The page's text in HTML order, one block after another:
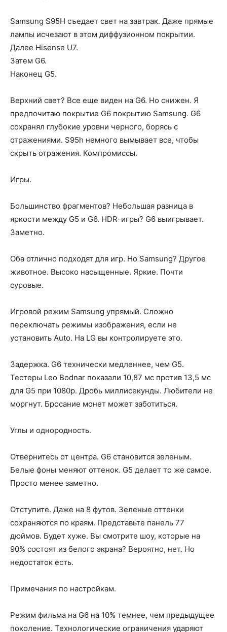
Samsung S95H съедает свет на завтрак. Даже прямые
лампы исчезают в этом диффузионном покрытии.
Далее Hisense U7.
Затем G6.
Наконец G5.
Верхний свет? Все еще виден на G6. Но снижен. Я
предпочитаю покрытие G6 покрытию Samsung. G6
сохранял глубокие уровни черного, борясь с
отражениями. S95h немного вымывает все, чтобы
скрыть отражения. Компромиссы.
Игры.
Большинство фрагментов? Небольшая разница в
яркости между G5 и G6. HDR-игры? G6 выигрывает.
Заметно.
Оба отлично подходят для игр. Но Samsung? Другое
животное. Высоко насыщенные. Яркие. Почти
суровые.
Игровой режим Samsung упрямый. Сложно
переключать режимы изображения, если не
установить Auto. На LG вы контролируете это.
Задержка. G6 технически медленнее, чем G5.
Тестеры Leo Bodnar показали 10,87 мс против 13,5 мс
для G5 при 1080p. Дробь миллисекунды. Любители не
моргнут. Бросание монет может заботиться.
Углы и однородность.
Отвернитесь от центра. G6 становится зеленым.
Белые фоны меняют оттенок. G5 делает то же самое.
Просто менее заметно.
Отступите. Даже на 8 футов. Зеленые оттенки
сохраняются по краям. Представьте панель 77
дюймов. Будет хуже. Вы смотрите шоу, которые на
90% состоят из белого экрана? Вероятно, нет. Но
недостаток есть.
Примечания по настройкам.
Режим фильма на G6 на 10% темнее, чем предыдущее
поколение. Технологические ограничения ударяют